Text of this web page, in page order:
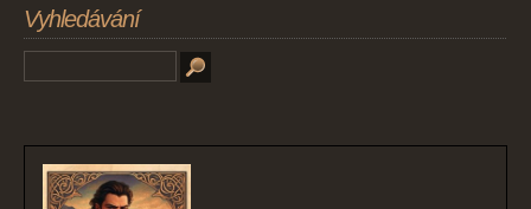
Vyhledávání